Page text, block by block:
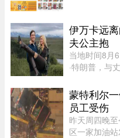
伊万卡远
夫公主抱
当地时间8月
·特朗普，与
密，伊万卡被
宛若刚刚订
蒙特利尔
员工受伤
昨天周四晚
区一家加油